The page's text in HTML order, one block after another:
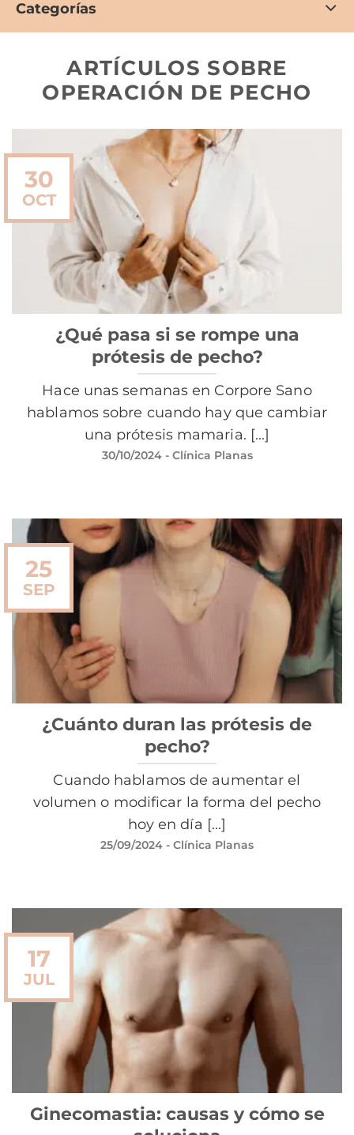
Categorías
ARTÍCULOS SOBRE
OPERACIÓN DE PECHO
¿Qué pasa si se rompe una
prótesis de pecho?
Hace unas semanas en Corpore Sano
hablamos sobre cuando hay que cambiar
una prótesis mamaria. [...]
30/10/2024- Clínica Planas
30
OCT
¿Cuánto duran las prótesis de
pecho?
Cuando hablamos de aumentar el
volumen o modificar la forma del pecho
hoy en día [...]
25/09/2024 - Clínica Planas
25
SEP
Ginecomastia: causas y cómo se
17
JUL